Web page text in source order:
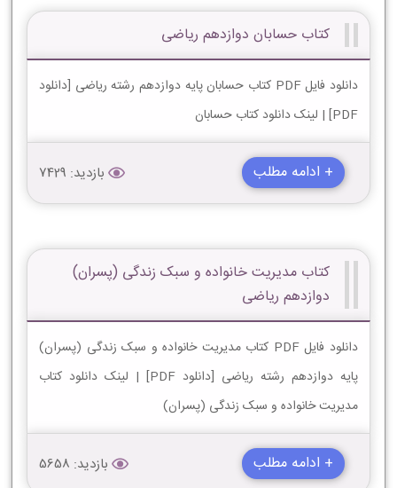
کتاب حسابان دوازدهم ریاضی
دانلود فایل PDF کتاب حسابان پایه دوازدهم رشته ریاضی [دانلود
PDF] | لینک دانلود کتاب حسابان
+ ادامه مطلب بازدید: 7429
کتاب مدیریت خانواده و سبک زندگی (پسران)
دوازدهم ریاضی
دانلود فایل PDF کتاب مدیریت خانواده و سبک زندگی (پسران)
پایه دوازدهم رشته ریاضی [دانلود PDF] | لینک دانلود کتاب
مدیریت خانواده و سبک زندگی (پسران)
+ ادامه مطلب بازدید: 5658